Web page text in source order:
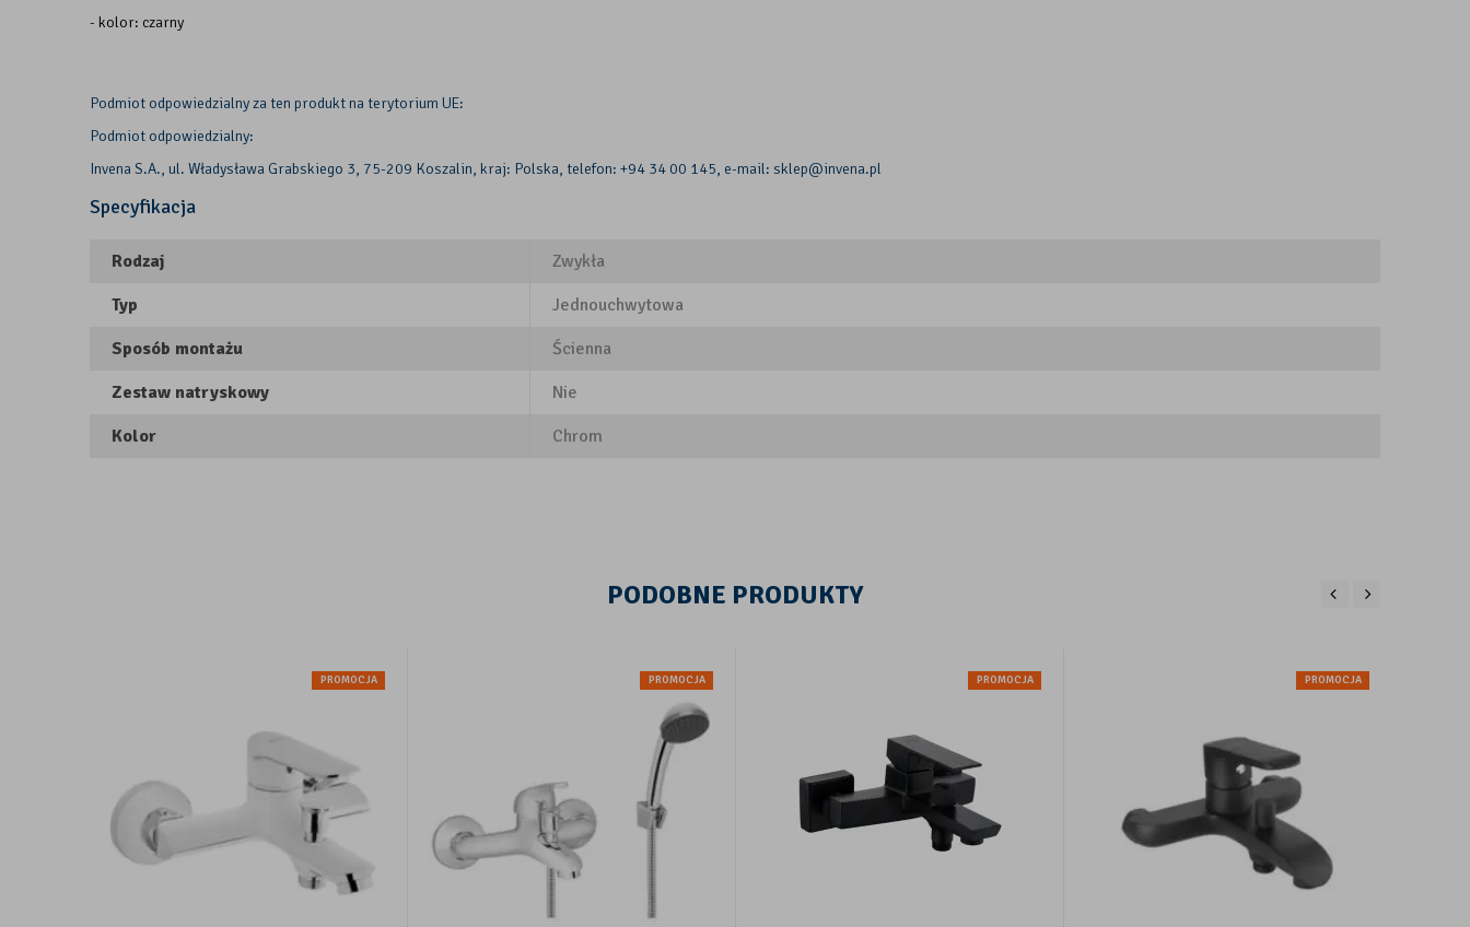
- kolor: czarny
Podmiot odpowiedzialny za ten produkt na terytorium UE:
Podmiot odpowiedzialny:
Invena S.A., ul. Władysława Grabskiego 3, 75-209 Koszalin, kraj: Polska, telefon: +94 34 00 145, e-mail: sklep@invena.pl
Specyfikacja
Rodzaj
Zwykła
Typ
Jednouchwytowa
Sposób montażu
Ścienna
Zestaw natryskowy
Nie
Kolor
Chrom
PODOBNE PRODUKTY
PROMOCJA PROMOCJA PROMOCJA PROMOCJA